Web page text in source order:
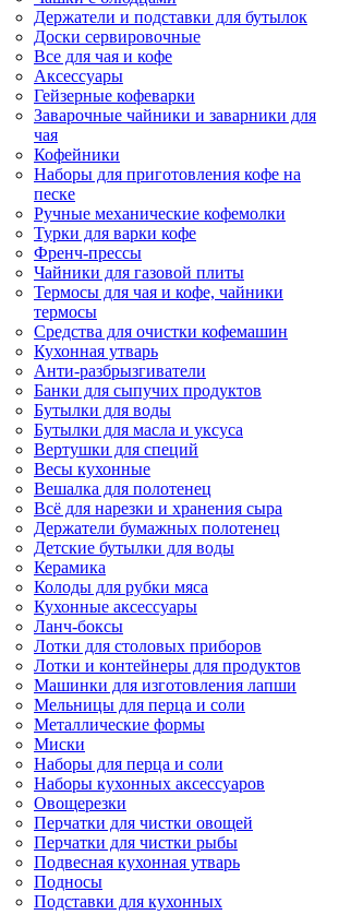
Держатели и подставки для бутылок
Доски сервировочные
Все для чая и кофе
Аксессуары
Гейзерные кофеварки
Заварочные чайники и заварники для
чая
Кофейники
Наборы для приготовления кофе на
песке
Ручные механические кофемолки
Турки для варки кофе
Френч-прессы
Чайники для газовой плиты
Термосы для чая и кофе, чайники
термосы
Средства для очистки кофемашин
Кухонная утварь
Анти-разбрызгиватели
Банки для сыпучих продуктов
Бутылки для воды
Бутылки для масла и уксуса
Вертушки для специй
Весы кухонные
Вешалка для полотенец
Всё для нарезки и хранения сыра
Держатели бумажных полотенец
Детские бутылки для воды
Керамика
Колоды для рубки мяса
Кухонные аксессуары
Ланч-боксы
Лотки для столовых приборов
Лотки и контейнеры для продуктов
Машинки для изготовления лапши
Мельницы для перца и соли
Металлические формы
Миски
Наборы для перца и соли
Наборы кухонных аксессуаров
Овощерезки
Перчатки для чистки овощей
Перчатки для чистки рыбы
Подвесная кухонная утварь
Подносы
Подставки для кухонных